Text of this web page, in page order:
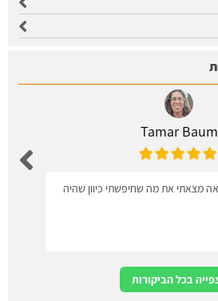
Tamar Baum
מצאתי את מה שחיפשתי כיוון שהיה
בכל הביקורות